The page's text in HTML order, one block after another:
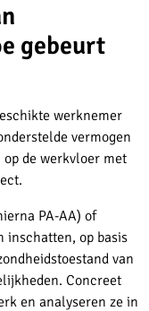
gebeurt
werknemer
vermogen
de werkvloer met
PA-AA) of
inschatten, op basis
van
Concreet
en analyseren ze in